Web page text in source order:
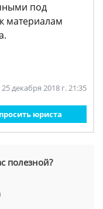
под
материалам
25 декабря 2018 г. 21:35
юриста
полезной?